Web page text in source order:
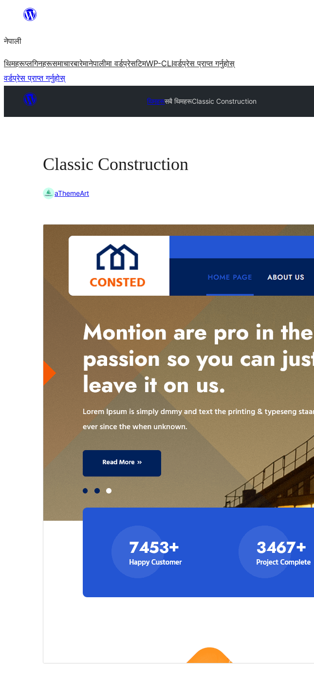
सामग्रीमा
नेपाली
थिमहरूप्लगिनहरूसमाचारबारेमानेपालीमा वर्डप्रेसटिमWP-CLIवर्डप्रेस प्राप्त गर्नुहोस्
वर्डप्रेस प्राप्त गर्नुहोस्
थिमहरूसबै थिमहरूClassic Construction
Classic Construction
aThemeArt